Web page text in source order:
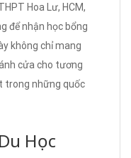
Hoa Lư, HCM,
để nhận học bổng
không chỉ mang
cửa cho tương
trong những quốc
Học